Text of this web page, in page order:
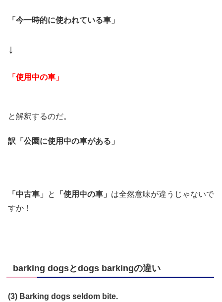
「今一時的に使われている車」
↓
「使用中の車」
と解釈するのだ。
訳「公園に使用中の車がある」
「中古車」 と 「使用中の車」 は全然意味が違うじゃないで
すか！
barking dogsとdogs barkingの違い
(3) Barking dogs seldom bite.